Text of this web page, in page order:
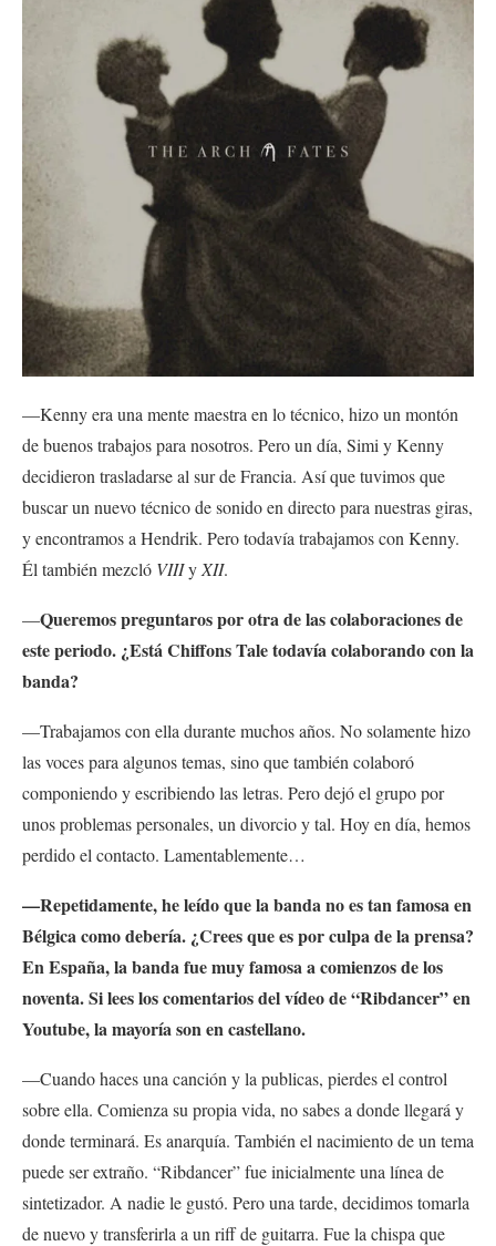
—Kenny era una mente maestra en lo técnico, hizo un montón
de buenos trabajos para nosotros. Pero un día, Simi y Kenny
decidieron trasladarse al sur de Francia. Así que tuvimos que
buscar un nuevo técnico de sonido en directo para nuestras giras,
y encontramos a Hendrik. Pero todavía trabajamos con Kenny.
Él también mezcló VIIIy XII.
—Queremos preguntaros por otra de las colaboraciones de
este periodo. ¿Está Chiffons Tale todavía colaborando con la
banda?
—Trabajamos con ella durante muchos años. No solamente hizo
las voces para algunos temas, sino que también colaboró
componiendo y escribiendo las letras. Pero dejó el grupo por
unos problemas personales, un divorcio y tal. Hoy en día, hemos
perdido el contacto. Lamentablemente…
—Repetidamente, he leído que la banda no es tan famosa en
Bélgica como debería. ¿Crees que es por culpa de la prensa?
En España, la banda fue muy famosa a comienzos de los
noventa. Si lees los comentarios del vídeo de “Ribdancer” en
Youtube, la mayoría son en castellano.
—Cuando haces una canción y la publicas, pierdes el control
sobre ella. Comienza su propia vida, no sabes a donde llegará y
donde terminará. Es anarquía. También el nacimiento de un tema
puede ser extraño. “Ribdancer” fue inicialmente una línea de
sintetizador. A nadie le gustó. Pero una tarde, decidimos tomarla
de nuevo y transferirla a un riff de guitarra. Fue la chispa que